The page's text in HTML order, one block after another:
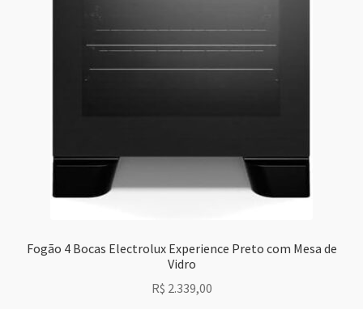
Fogão 4 Bocas Electrolux Experience Preto com Mesa de
Vidro
R$ 2.339,00